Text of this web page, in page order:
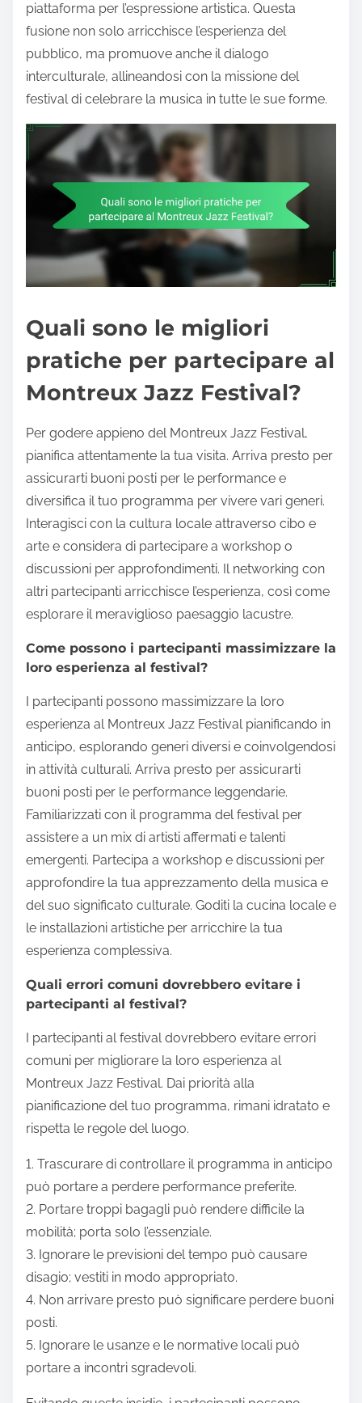
piattaforma per l’espressione artistica. Questa
fusione non solo arricchisce l’esperienza del
pubblico, ma promuove anche il dialogo
interculturale, allineandosi con la missione del
festival di celebrare la musica in tutte le sue forme.
Quali sono le migliori
pratiche per partecipare al
Montreux Jazz Festival?
Per godere appieno del Montreux Jazz Festival,
pianifica attentamente la tua visita. Arriva presto per
assicurarti buoni posti per le performance e
diversifica il tuo programma per vivere vari generi.
Interagisci con la cultura locale attraverso cibo e
arte e considera di partecipare a workshop o
discussioni per approfondimenti. Il networking con
altri partecipanti arricchisce l’esperienza, così come
esplorare il meraviglioso paesaggio lacustre.
Come possono i partecipanti massimizzare la
loro esperienza al festival?
I partecipanti possono massimizzare la loro
esperienza al Montreux Jazz Festival pianificando in
anticipo, esplorando generi diversi e coinvolgendosi
in attività culturali. Arriva presto per assicurarti
buoni posti per le performance leggendarie.
Familiarizzati con il programma del festival per
assistere a un mix di artisti affermati e talenti
emergenti. Partecipa a workshop e discussioni per
approfondire la tua apprezzamento della musica e
del suo significato culturale. Goditi la cucina locale e
le installazioni artistiche per arricchire la tua
esperienza complessiva.
Quali errori comuni dovrebbero evitare i
partecipanti al festival?
I partecipanti al festival dovrebbero evitare errori
comuni per migliorare la loro esperienza al
Montreux Jazz Festival. Dai priorità alla
pianificazione del tuo programma, rimani idratato e
rispetta le regole del luogo.
1. Trascurare di controllare il programma in anticipo
può portare a perdere performance preferite.
2. Portare troppi bagagli può rendere difficile la
mobilità; porta solo l’essenziale.
3. Ignorare le previsioni del tempo può causare
disagio; vestiti in modo appropriato.
4. Non arrivare presto può significare perdere buoni
posti.
5. Ignorare le usanze e le normative locali può
portare a incontri sgradevoli.